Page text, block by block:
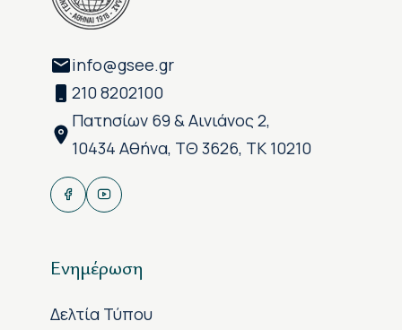
info@gsee.gr
210 8202100
Πατησίων 69 & Αινιάνος 2,
10434 Αθήνα, ΤΘ 3626, ΤΚ 10210
Ενημέρωση
Δελτία Τύπου